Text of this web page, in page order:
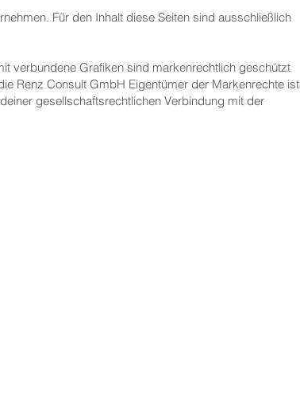
rnehmen. Für den Inhalt diese Seiten sind ausschließlich
verbundene Grafiken sind markenrechtlich geschützt
Renz Consult GmbH Eigentümer der Markenrechte ist
gesellschaftsrechtlichen Verbindung mit der